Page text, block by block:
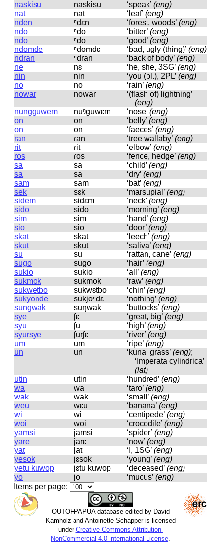
naskisu naskisu ‘speak’ (eng)
nat
nat ‘leaf’ (eng)
nden
ⁿdɛn ‘forest, woods’ (eng)
ndo
ⁿdo ‘bitter’ (eng)
ndo
ⁿdo ‘good’ (eng)
ndomde
ⁿdomdɛ ‘bad, ugly (thing)’ (eng)
ndran
ⁿdɾan ‘back of body’ (eng)
ne
nɛ ‘he, she, 3SG’ (eng)
nin
nin ‘you (pl.), 2PL’ (eng)
no
no ‘rain’ (eng)
nowar
nowaɾ
‘(flash of) lightning’
(eng)
nungguwem
nuᵑɡuwɛm ‘nose’ (eng)
on
on ‘belly’ (eng)
on
on ‘faeces’ (eng)
ran
ɾan ‘tree wallaby’ (eng)
rit
ɾit ‘elbow’ (eng)
ros
ɾos ‘fence, hedge’ (eng)
sa
sa ‘child’ (eng)
sa
sa ‘dry’ (eng)
sam
sam ‘bat’ (eng)
sek
sɛk ‘marsupial’ (eng)
sidem
sidɛm ‘neck’ (eng)
sido
sido ‘morning’ (eng)
sim
sim ‘hand’ (eng)
sio
sio ‘door’ (eng)
skat
skat ‘leech’ (eng)
skut
skut ‘saliva’ (eng)
su
su ‘rattan, cane’ (eng)
sugo
suɡo ‘hair’ (eng)
sukio
sukio ‘all’ (eng)
sukmok
sukmok ‘raw’ (eng)
sukwetbo
sukwɛtbo ‘chin’ (eng)
sukyonde
sukjoⁿdɛ ‘nothing’ (eng)
sungwak
suŋwak ‘buttocks’ (eng)
sye
ʃɛ ‘great, big’ (eng)
syu
ʃu ‘high’ (eng)
syursye
ʃuɾʃɛ ‘river’ (eng)
um
um ‘ripe’ (eng)
un
un ‘kunai grass’ (eng);
‘Imperata cylindrica’
(lat)
utin
utin ‘hundred’ (eng)
wa
wa ‘taro’ (eng)
wak
wak ‘small’ (eng)
weu
wɛu ‘banana’ (eng)
wi
wi ‘centipede’ (eng)
woi
woi ‘crocodile’ (eng)
yamsi
jamsi ‘spider’ (eng)
yare
jaɾɛ ‘now’ (eng)
yat
jat ‘I, 1SG’ (eng)
yesok
jɛsok ‘young’ (eng)
yetu kuwop
jɛtu kuwop ‘deceased’ (eng)
yo
jo ‘mucus’ (eng)
Items per page:
OUTOFPAPUA database edited by David
Kamholz and Antoinette Schapper is licensed
under Creative Commons Attribution-
NonCommercial 4.0 International License.